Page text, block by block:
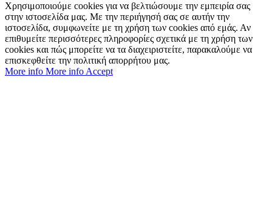
Χρησιμοποιούμε cookies για να βελτιώσουμε την εμπειρία σας
στην ιστοσελίδα μας. Με την περιήγησή σας σε αυτήν την
ιστοσελίδα, συμφωνείτε με τη χρήση των cookies από εμάς. Αν
επιθυμείτε περισσότερες πληροφορίες σχετικά με τη χρήση των
cookies και πώς μπορείτε να τα διαχειριστείτε, παρακαλούμε να
επισκεφθείτε την πολιτική απορρήτου μας.
More info More info Accept